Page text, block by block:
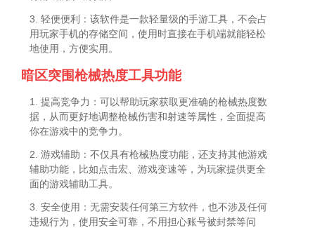
3. 轻便便利：该软件是一款轻量级的手游工具，不会占
用玩家手机的存储空间，使用时直接在手机端就能轻松
地使用，方便实用。
暗区突围枪械热度工具功能
1. 提高竞争力：可以帮助玩家获取更准确的枪械热度数
据，从而更好地调整枪械伤害和射速等属性，全面提高
你在游戏中的竞争力。
2. 游戏辅助：不仅具有枪械热度功能，还支持其他游戏
辅助功能，比如点击宏、游戏变速等，为玩家提供更全
面的游戏辅助工具。
3. 安全使用：无需安装任何第三方软件，也不涉及任何
违规行为，使用安全可靠，不用担心账号被封禁等问